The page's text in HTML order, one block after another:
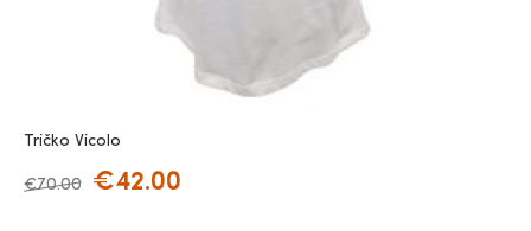
Tričko Vicolo
€70.00 €42.00